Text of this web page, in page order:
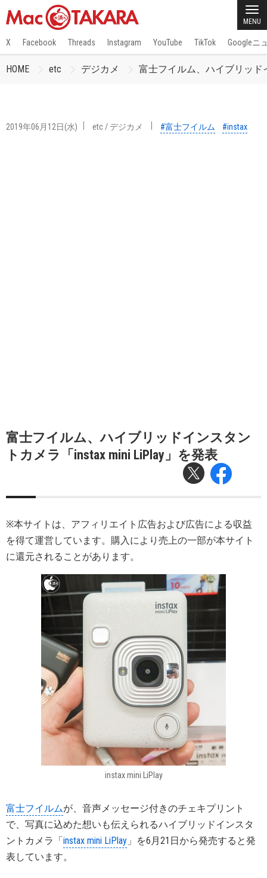
MENU
X Facebook Threads Instagram YouTube TikTok Googleニ
HOME etc デジカメ 富士フイルム、ハイブリッド
2019年06月12日(水) etc/デジカメ #富士フイルム #instax
富士フイルム、ハイブリッドインスタン
トカメラ「instax mini LiPlay」を発表
※本サイトは、アフィリエイト広告および広告による収益
を得て運営しています。購入により売上の一部が本サイト
に還元されることがあります。
instax mini LiPlay
富士フイルムが、音声メッセージ付きのチェキプリント
で、写真に込めた想いも伝えられるハイブリッドインスタ
ントカメラ「instax mini LiPlay 」を6月21日から発売すると発
表しています。